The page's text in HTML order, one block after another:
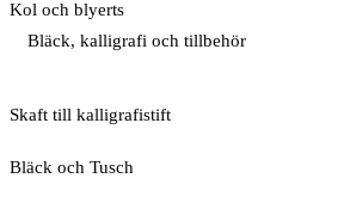
Kol och blyerts
Bläck, kalligrafi och tillbehör
Skaft till kalligrafistift
Bläck och Tusch